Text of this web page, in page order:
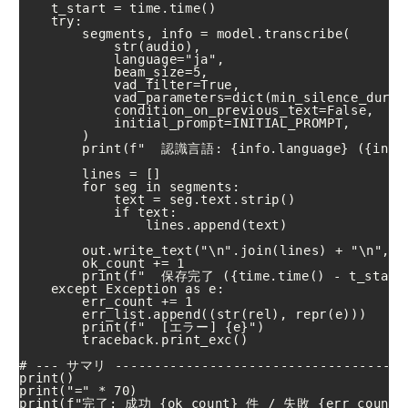
    t_start = time.time()
    try:
        segments, info = model.transcribe(
            str(audio),
            language="ja",
            beam_size=5,
            vad_filter=True,
            condition_on_previous_text=False,
            initial_prompt=INITIAL_PROMPT,
        )
print(f"  認識言語: {info.language}
        lines = []
        for seg in segments:
            text = seg.text.strip()
            if text:
                lines.append(text)
out.write_text("\n".join(lines) + "\n",
        ok_count += 1
print(f"  保存完了 ({time.time() -
    except Exception as e:
        err_count += 1
        err_list.append((str(rel), repr(e)))
        print(f"  [エラー] {e}")
        traceback.print_exc()
# --- サマリ
print()
print("=" * 70)
print(f"完了: 成功 {ok_count} 件 / 失敗